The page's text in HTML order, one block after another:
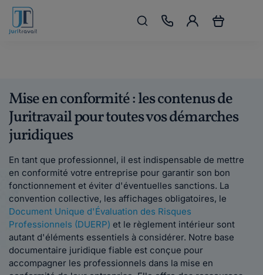
Mise en conformité : les contenus de
Juritravail pour toutes vos démarches
juridiques
En tant que professionnel, il est indispensable de mettre
en conformité votre entreprise pour garantir son bon
fonctionnement et éviter d'éventuelles sanctions. La
convention collective, les affichages obligatoires, le
Document Unique d'Évaluation des Risques
Professionnels (DUERP) et le règlement intérieur sont
autant d'éléments essentiels à considérer. Notre base
documentaire juridique fiable est conçue pour
accompagner les professionnels dans la mise en